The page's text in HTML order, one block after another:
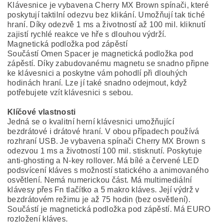
Klávesnice je vybavena Cherry MX Brown spínači, které
poskytují taktilní odezvu bez klikání. Umožňují tak tiché
hraní. Díky odezvě 1 ms a životností až 100 mil. kliknutí
zajistí rychlé reakce ve hře s dlouhou výdrží.
Magnetická podložka pod zápěstí
Součástí Omen Spacer je magnetická podložka pod
zápěstí. Díky zabudovanému magnetu se snadno připne
ke klávesnici a poskytne vám pohodlí při dlouhých
hodinách hraní. Lze jí také snadno odejmout, když
potřebujete vzít klávesnici s sebou.
Klíčové vlastnosti
Jedná se o kvalitní herní klávesnici umožňující
bezdrátové i drátové hraní. V obou případech používá
rozhraní USB. Je vybavena spínači Cherry MX Brown s
odezvou 1 ms a životností 100 mil. stisknutí. Poskytuje
anti-ghosting a N-key rollover. Má bílé a červené LED
podsvícení kláves s možností statického a animovaného
osvětlení. Nemá numerickou část. Má multimediální
klávesy přes Fn tlačítko a 5 makro kláves. Její výdrž v
bezdrátovém režimu je až 75 hodin (bez osvětlení).
Součástí je magnetická podložka pod zápěstí. Má EURO
rozložení kláves.